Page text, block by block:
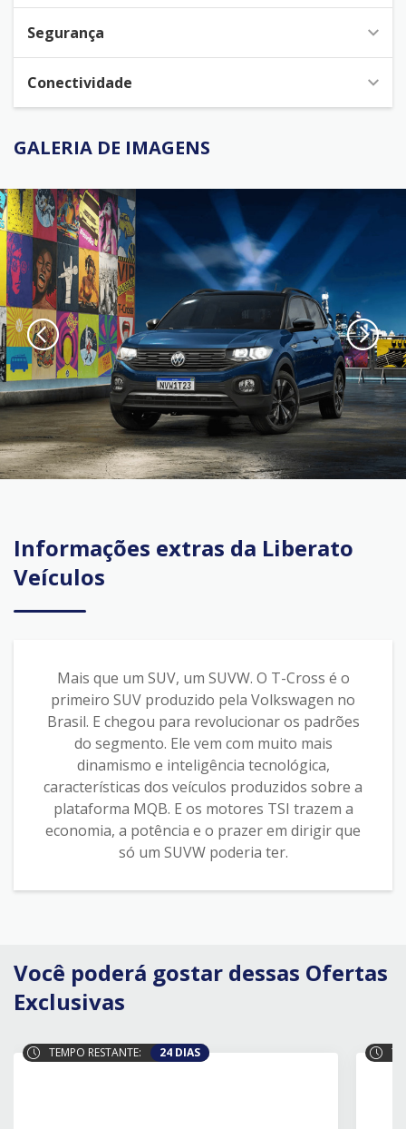
Segurança
Conectividade
GALERIA DE IMAGENS
Informações extras da Liberato
Veículos
Mais que um SUV, um SUVW. O T-Cross é o
primeiro SUV produzido pela Volkswagen no
Brasil. E chegou para revolucionar os padrões
do segmento. Ele vem com muito mais
dinamismo e inteligência tecnológica,
características dos veículos produzidos sobre a
plataforma MQB. E os motores TSI trazem a
economia, a potência e o prazer em dirigir que
só um SUVW poderia ter.
Você poderá gostar dessas Ofertas
Exclusivas
TEMPO RESTANTE: 24 DIAS